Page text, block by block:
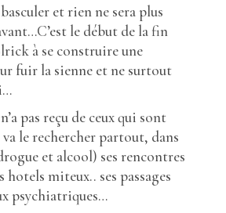
et rien ne sera plus
le début de la fin
à se construire une
fuir la sienne et ne surtout
pas reçu de ceux qui sont
va le rechercher partout, dans
et alcool) ses rencontres
hotels miteux.. ses passages
psychiatriques…